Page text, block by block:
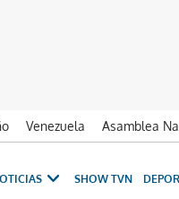
Venezuela Asamblea
SHOW TVN